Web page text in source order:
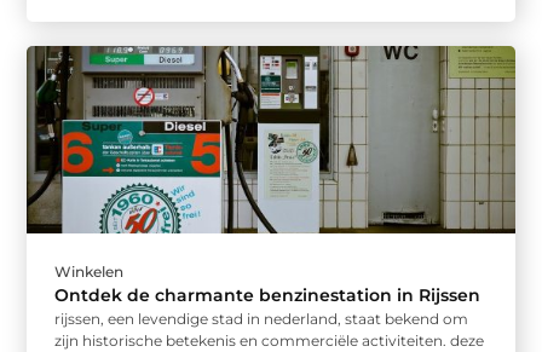
Winkelen
Ontdek de charmante benzinestation in Rijssen
rijssen, een levendige stad in nederland, staat bekend om
zijn historische betekenis en commerciële activiteiten. deze